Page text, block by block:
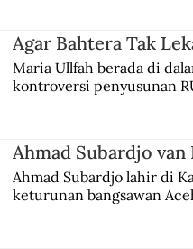
Agar Bahtera Tak
Maria Ullfah berada di
kontroversi penyusunan
Ahmad Subardjo van
Ahmad Subardjo lahir di
keturunan bangsawan